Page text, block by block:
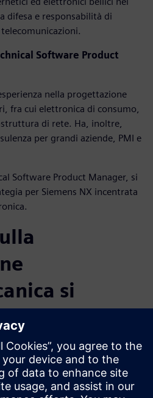
difesa e responsabilità di
Software Product
nella progettazione
fra cui elettronica di consumo,
di rete. Ha, inoltre,
per grandi aziende, PMI e
Software Product Manager, si
per Siemens NX incentrata
si
di componenti elettronici,
complessità e le nuove
sullo sviluppo dei prodotti